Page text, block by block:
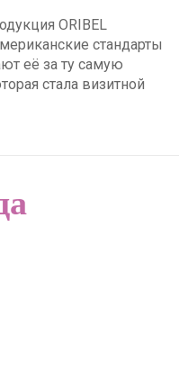
ORIBEL
стандарты
её за ту самую
стала визитной